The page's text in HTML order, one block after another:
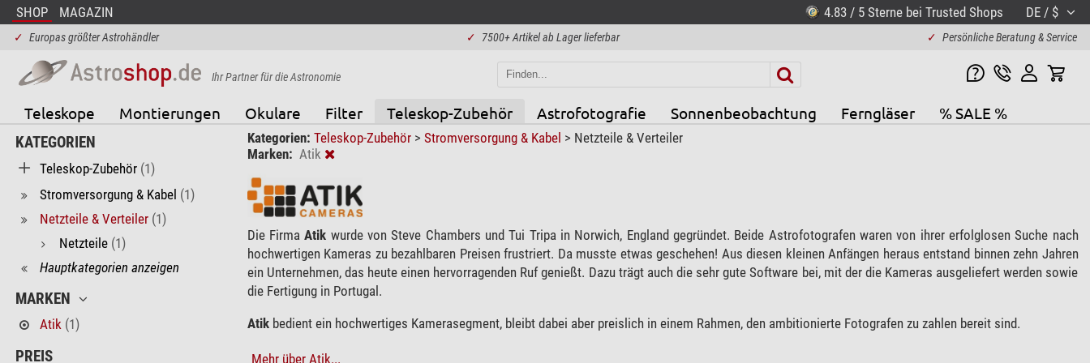
SHOP MAGAZIN 4.83 / 5 Sterne bei Trusted Shops DE / $
✓ Europas größter Astrohändler ✓ 7500+ Artikel ab Lager lieferbar ✓ Persönliche Beratung & Service
Ihr Partner für die Astronomie
Teleskope Montierungen Okulare Filter Teleskop-Zubehör Astrofotografie Sonnenbeobachtung Ferngläser % SALE %
KATEGORIEN
Teleskop-Zubehör (1)
Stromversorgung & Kabel (1)
Netzteile & Verteiler (1)
Netzteile (1)
Hauptkategorien anzeigen
MARKEN
Atik (1)
PREIS
Kategorien: Teleskop-Zubehör > Stromversorgung & Kabel > Netzteile & Verteiler
Marken: Atik
Die FirmaAtik wurde von Steve Chambers und Tui Tripa in Norwich, England gegründet. Beide Astrofotografen waren von ihrer erfolglosen Suche nach
hochwertigen Kameras zu bezahlbaren Preisen frustriert. Da musste etwas geschehen! Aus diesen kleinen Anfängen heraus entstand binnen zehn Jahren
ein Unternehmen, das heute einen hervorragenden Ruf genießt. Dazu trägt auch die sehr gute Software bei, mit der die Kameras ausgeliefert werden sowie
die Fertigung in Portugal.
Atikbedient ein hochwertiges Kamerasegment, bleibt dabei aber preislich in einem Rahmen, den ambitionierte Fotografen zu zahlen bereit sind.
Mehr über Atik...